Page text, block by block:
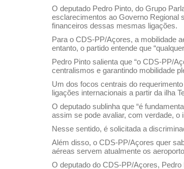
O deputado Pedro Pinto, do Grupo
esclarecimentos ao Governo Regional
financeiros dessas mesmas ligações.
Para o CDS-PP/Açores, a mobilidade
entanto, o partido entende que
Pedro Pinto salienta que “o CDS-PP/
centralismos e garantindo mobilidade
Um dos focos centrais do
ligações internacionais a partir da ilha
O deputado sublinha que “é
assim se pode avaliar, com verdade, o
Nesse sentido, é solicitada a
Além disso, o CDS-PP/Açores quer
aéreas servem atualmente os
O deputado do CDS-PP/Açores,